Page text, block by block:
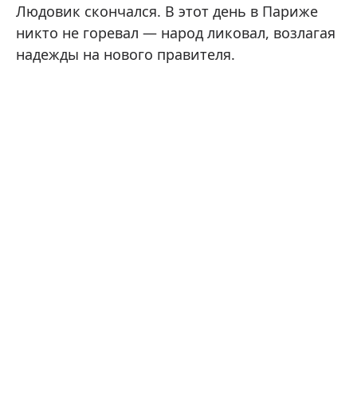
Людовик скончался. В этот день в Париже
никто не горевал — народ ликовал, возлагая
надежды на нового правителя.